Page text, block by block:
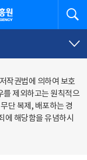
작권법에 의하여 보호
를 제외하고는 원칙적으
단 복제, 배포하는 경
에 해당함을 유념하시